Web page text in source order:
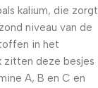
kalium, die zorgt
niveau van de
in het
zitten deze besjes
A, B en C en